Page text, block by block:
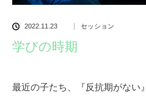
2022.11.23 セッション
学びの時期
最近の子たち、『反抗期がない